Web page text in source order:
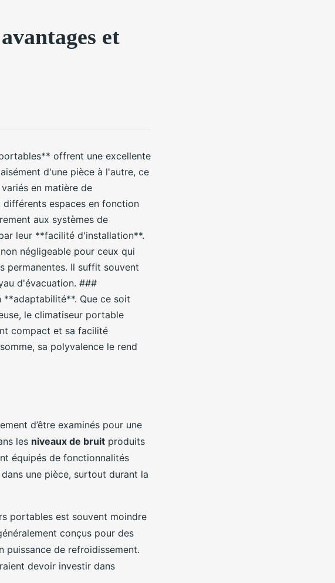
et
offrent une excellente
d'une pièce à l'autre, ce
en matière de
espaces en fonction
aux systèmes de
leur **facilité d'installation**.
négligeable pour ceux qui
permanentes. Il suffit souvent
d'évacuation. ###
Que ce soit
le climatiseur portable
compact et sa facilité
sa polyvalence le rend
d’être examinés pour une
les niveaux de bruit produits
équipés de fonctionnalités
une pièce, surtout durant la
portables est souvent moindre
conçus pour des
puissance de refroidissement.
devoir investir dans